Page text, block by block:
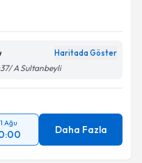
Haritada Göster
A Sultanbeyli
Ağu
Daha Fazla